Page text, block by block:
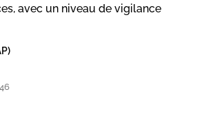
avec un niveau de vigilance